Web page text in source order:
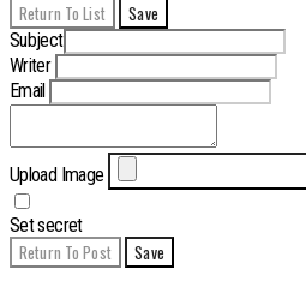
Return To List Save
Subject
Writer
Email
Upload Image
Set secret
Return To Post Save